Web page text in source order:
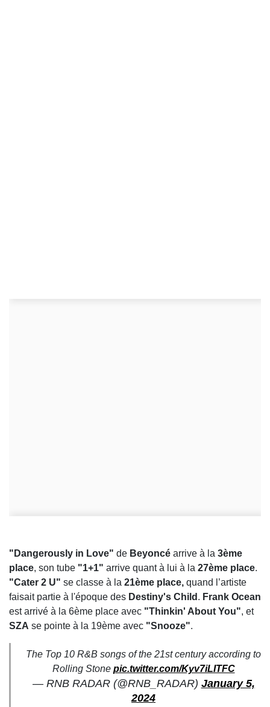
"Dangerously in Love" de Beyoncé arrive à la 3ème
place, son tube "1+1" arrive quant à lui à la 27ème place.
"Cater 2 U" se classe à la 21ème place, quand l’artiste
faisait partie à l'époque des Destiny's Child . Frank Ocean
est arrivé à la 6ème place avec "Thinkin' About You", et
SZA se pointe à la 19ème avec "Snooze".
The Top 10 R&B songs of the 21st century according to
Rolling Stone pic.twitter.com/Kyv7iLITFC
— RNB RADAR (@RNB_RADAR) January 5,
2024